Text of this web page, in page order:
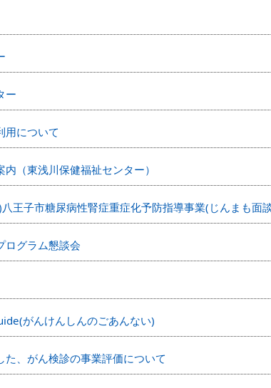
ー
用について
（東浅川保健福祉センター）
王子市糖尿病性腎症重症化予防指導事業(じんまも面
ログラム懇談会
がんけんしんのごあんない)
た、がん検診の事業評価について